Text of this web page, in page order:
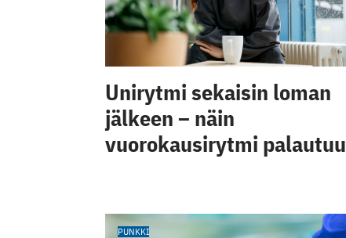
Unirytmi sekaisin loman
jälkeen – näin
vuorokausirytmi palautuu
PUNKKI